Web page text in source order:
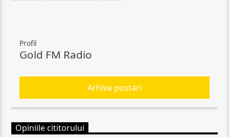
Profil
Gold FM Radio
Arhiva postari
Opiniile cititorului